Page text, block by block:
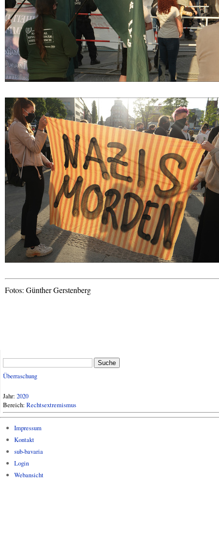
Fotos: Günther Gerstenberg
Suche
Überraschung
Jahr: 2020
Bereich: Rechtsextremismus
Impressum
Kontakt
sub-bavaria
Login
Webansicht